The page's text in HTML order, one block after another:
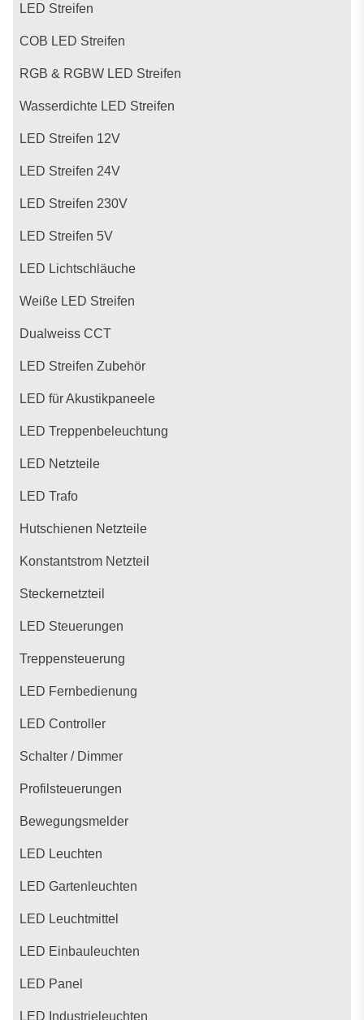
LED Streifen
COB LED Streifen
RGB & RGBW LED Streifen
Wasserdichte LED Streifen
LED Streifen 12V
LED Streifen 24V
LED Streifen 230V
LED Streifen 5V
LED Lichtschläuche
Weiße LED Streifen
Dualweiss CCT
LED Streifen Zubehör
LED für Akustikpaneele
LED Treppenbeleuchtung
LED Netzteile
LED Trafo
Hutschienen Netzteile
Konstantstrom Netzteil
Steckernetzteil
LED Steuerungen
Treppensteuerung
LED Fernbedienung
LED Controller
Schalter / Dimmer
Profilsteuerungen
Bewegungsmelder
LED Leuchten
LED Gartenleuchten
LED Leuchtmittel
LED Einbauleuchten
LED Panel
LED Industrieleuchten